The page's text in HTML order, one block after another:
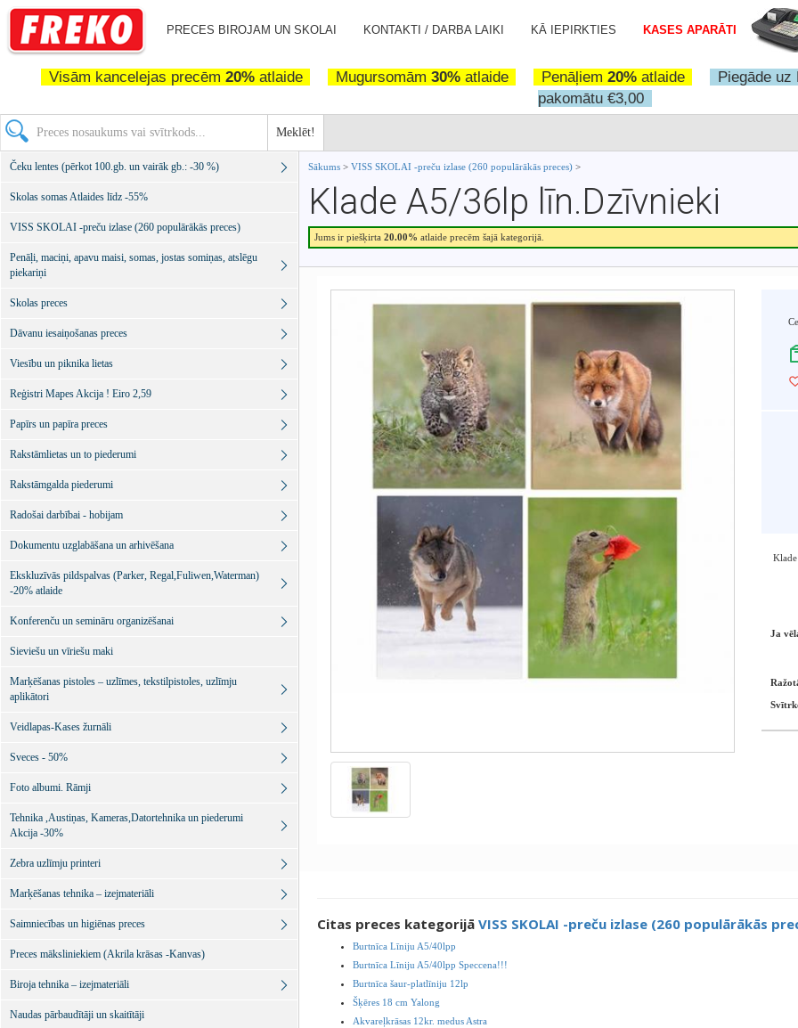
PRECES BIROJAM UN SKOLAI KONTAKTI / DARBA LAIKI KĀ IEPIRKTIES KASES APARĀTI
Visām kancelejas precēm 20%atlaide Mugursomām 30%atlaide Penāļiem 20%atlaide Piegāde uz
pakomātu €3,00
Meklēt!
Sākums > VISS SKOLAI -preču izlase (260 populārākās preces) >
Klade A5/36lp līn.Dzīvnieki
Jums ir piešķirta 20.00% atlaide precēm šajā kategorijā.
Ja
Citas preces kategorijā VISS SKOLAI -preču izlase (260 populārākās
Burtnīca Līniju A5/40lpp
Burtnīca Līniju A5/40lpp Speccena!!!
Burtnīca šaur-platlīniju 12lp
Šķēres 18 cm Yalong
Akvareļkrāsas 12kr. medus Astra
Čeku lentes (pērkot 100.gb. un vairāk gb.: -30 %)
Skolas somas Atlaides līdz -55%
VISS SKOLAI -preču izlase (260 populārākās preces)
Penāļi, maciņi, apavu maisi, somas, jostas somiņas, atslēgu
piekariņi
Skolas preces
Dāvanu iesaiņošanas preces
Viesību un piknika lietas
Reģistri Mapes Akcija ! Eiro 2,59
Papīrs un papīra preces
Rakstāmlietas un to piederumi
Rakstāmgalda piederumi
Radošai darbībai - hobijam
Dokumentu uzglabāšana un arhivēšana
Ekskluzīvās pildspalvas (Parker, Regal,Fuliwen,Waterman)
-20% atlaide
Konferenču un semināru organizēšanai
Sieviešu un vīriešu maki
Marķēšanas pistoles – uzlīmes, tekstilpistoles, uzlīmju
aplikātori
Veidlapas-Kases žurnāli
Sveces - 50%
Foto albumi. Rāmji
Tehnika ,Austiņas, Kameras,Datortehnika un piederumi
Akcija -30%
Zebra uzlīmju printeri
Marķēšanas tehnika – izejmateriāli
Saimniecības un higiēnas preces
Preces māksliniekiem (Akrila krāsas -Kanvas)
Biroja tehnika – izejmateriāli
Naudas pārbaudītāji un skaitītāji